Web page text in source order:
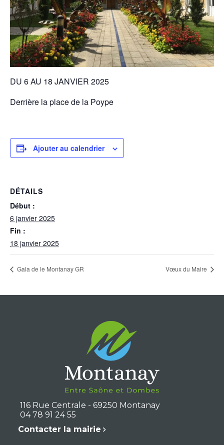
DU 6 AU 18 JANVIER 2025
Derrière la place de la Poype
Ajouter au calendrier
DÉTAILS
Début :
6 janvier 2025
Fin :
18 janvier 2025
Gala de le Montanay GR Vœux du Maire
116 Rue Centrale - 69250 Montanay
04 78 91 24 55
Contacter la mairie